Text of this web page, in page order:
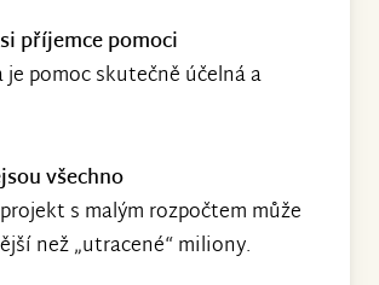
příjemce pomoci
pomoc skutečně účelná a
všechno
s malým rozpočtem může
než „utracené“ miliony.